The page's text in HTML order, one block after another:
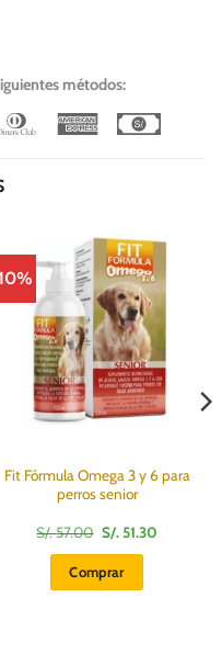
métodos:
Dinners
American
Fit Fórmula Omega 3 y 6 para
perros senior
S/.57.00 El
precio
original
era:
S/.
S/. 51.30El
Comprar